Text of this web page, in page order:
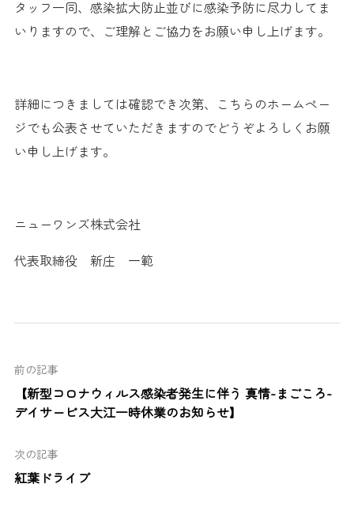
タッフ一同、感染拡大防止並びに感染予防に尽力してま
いりますので、ご理解とご協力をお願い申し上げます。
詳細につきましては確認でき次第、こちらのホームペー
ジでも公表させていただきますのでどうぞよろしくお願
い申し上げます。
ニューワンズ株式会社
代表取締役 新庄 一範
前の記事
【新型コロナウィルス感染者発生に伴う 真情-まごころ-
デイサービス大江一時休業のお知らせ】
次の記事
紅葉ドライブ